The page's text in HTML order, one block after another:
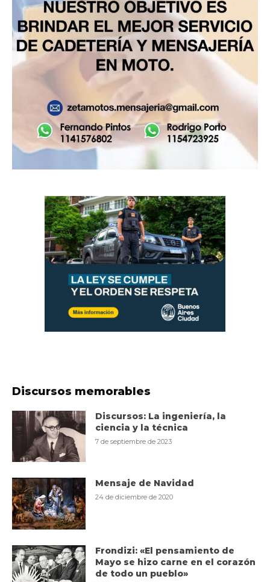
Discursos memorables
Discursos: La ingeniería, la
ciencia y la técnica
7 de septiembre de 2023
Mensaje de Navidad
24 de diciembre de 2020
Frondizi: «El pensamiento de
Mayo se hizo carne en el corazón
de todo un pueblo»